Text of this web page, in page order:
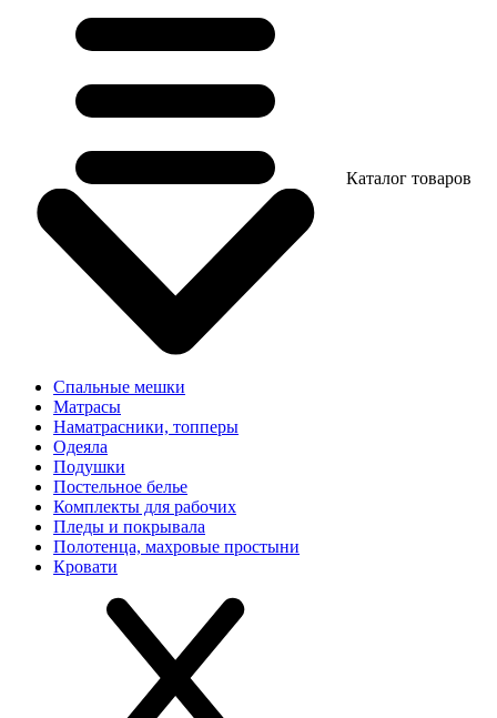
Каталог товаров
Спальные мешки
Матрасы
Наматрасники, топперы
Одеяла
Подушки
Постельное белье
Комплекты для рабочих
Пледы и покрывала
Полотенца, махровые простыни
Кровати